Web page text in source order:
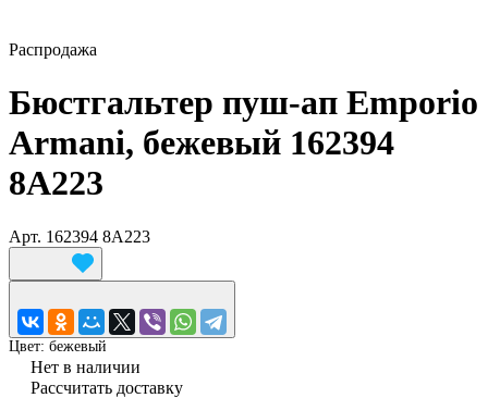
Распродажа
Бюстгальтер пуш-ап Emporio
Armani, бежевый 162394
8A223
Арт. 162394 8A223
Цвет: бежевый
Нет в наличии
Рассчитать доставку